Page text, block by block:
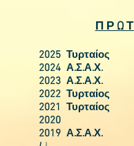
Π Ρ Ω
2025 Τυρταίος
2024 Α.Σ.Α.Χ.
2023 Α.Σ.Α.Χ.
2022 Τυρταίος
2021 Τυρταίος
2020
2019 Α.Σ.Α.Χ.